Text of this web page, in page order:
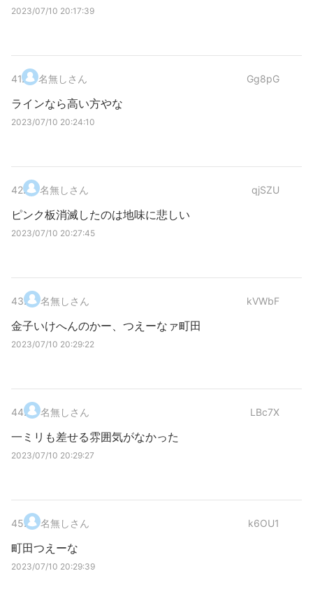
2023/07/10 20:17:39
41. 名無しさん Gg8pG
ラインなら高い方やな
2023/07/10 20:24:10
42. 名無しさん qjSZU
ピンク板消滅したのは地味に悲しい
2023/07/10 20:27:45
43. 名無しさん kVWbF
金子いけへんのかー、つえーなァ町田
2023/07/10 20:29:22
44. 名無しさん LBc7X
一ミリも差せる雰囲気がなかった
2023/07/10 20:29:27
45. 名無しさん k6OU1
町田つえーな
2023/07/10 20:29:39